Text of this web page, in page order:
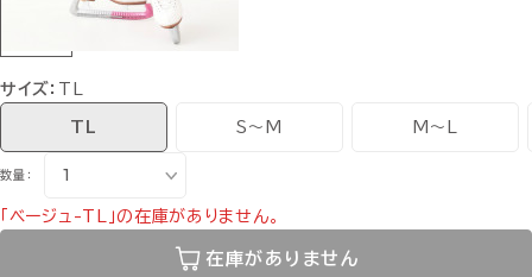
サイズ：
TL S〜M M〜L
数量：
「ベージュ-TL」の在庫がありません。
在庫がありません